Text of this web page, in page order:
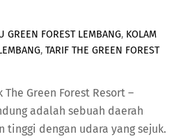
GREEN FOREST LEMBANG, KOLAM
,TARIF THE GREEN FOREST
The Green Forest Resort –
adalah sebuah daerah
tinggi dengan udara yang sejuk.